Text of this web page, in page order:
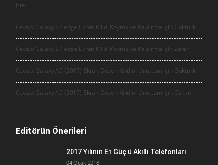
işte
Cevap: Galaxy S7 edge Ekran Kilidi Koyma ve Kaldırma için Göktürk
Cevap: Galaxy S7 edge Ekran Kilidi Koyma ve Kaldırma için Zafer
Cevap: Galaxy A5 (2017) Ekran Desen Kilidini Unuttum için Göktürk
Cevap: Galaxy A5 (2017) Ekran Desen Kilidini Unuttum için Özkan
Editörün Önerileri
2017 Yılının En Güçlü Akıllı Telefonları
04 Ocak 2018